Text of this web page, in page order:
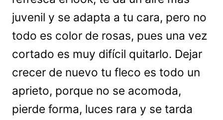
juvenil y se adapta a tu cara, pero no
todo es color de rosas, pues una vez
cortado es muy difícil quitarlo. Dejar
crecer de nuevo tu fleco es todo un
aprieto, porque no se acomoda,
pierde forma, luces rara y se tarda